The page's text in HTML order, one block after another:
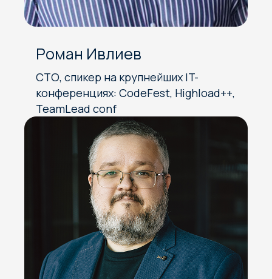
Роман Ивлиев
СТО, спикер на крупнейших IT-
конференциях: CodeFest, Highload++,
TeamLead conf